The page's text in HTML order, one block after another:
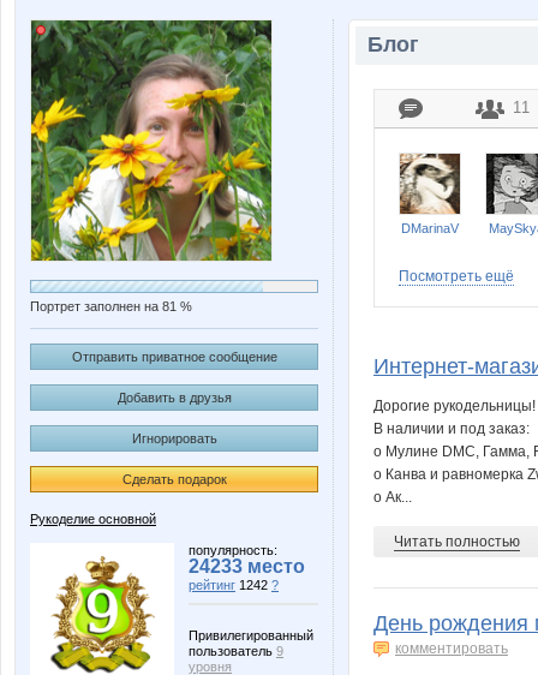
Портрет заполнен на 81 %
Отправить приватное сообщение
Добавить в друзья
Игнорировать
Сделать подарок
Рукоделие основной
популярность:
24233 место
рейтинг 1242 ?
Привилегированный
пользователь 9
уровня
Блог
11
DMarinaV
Посмотреть ещё
Интернет-
Дорогие
В наличии и под заказ:
o Мулине DMC, Гамма,
o Канва и равномерка
o Ак...
Читать полностью
День рождения
комментировать